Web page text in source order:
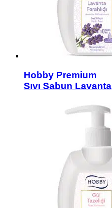
Hobby Premium
Sıvı Sabun Lavanta